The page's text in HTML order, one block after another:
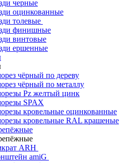
черные
оцинкованные
толевые
финишные
винтовые
ершенные
чёрный по дереву
чёрный по металлу
Pz желтый цинк
SPAX
кровельные оцинкованные
кровельные RAL крашеные
ARH
amiG